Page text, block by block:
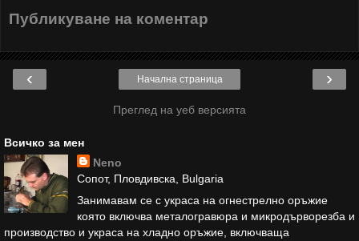
Публикуване на коментар
‹ ›
Начална страница
Преглед на уеб версията
Всичко за мен
Neno
Сопот, Пловдивска, Bulgaria
Занимавам се с украса на огнестрелно оръжие
която включва металогравюра и микродърворезба и
производство и украса на хладно оръжие, включваща